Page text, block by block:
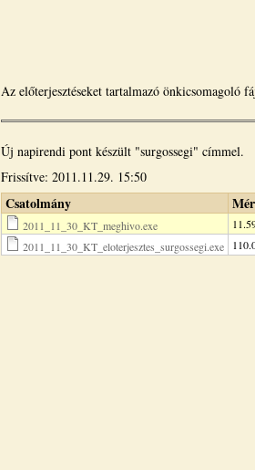
Az előterjesztéseket tartalmazó önkicsomagoló
Új napirendi pont készült "surgossegi" címmel.
Frissítve: 2011.11.29. 15:50
Csatolmány
2011_11_30_KT_meghivo.exe
2011_11_30_KT_eloterjesztes_surgossegi.exe